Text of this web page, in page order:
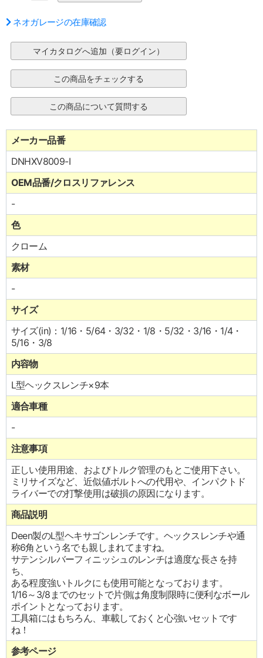
ネオガレージの在庫確認
メーカー品番
DNHXV8009-I
OEM品番/クロスリファレンス
-
色
クローム
素材
-
サイズ
サイズ(in)：1/16・5/64・3/32・1/8・5/32・3/16・1/4・
5/16・3/8
内容物
L型ヘックスレンチ×9本
適合車種
-
注意事項
正しい使用用途、およびトルク管理のもとご使用下さい。
ミリサイズなど、近似値ボルトへの代用や、インパクトド
ライバーでの打撃使用は破損の原因になります。
商品説明
Deen製のL型ヘキサゴンレンチです。ヘックスレンチや通
称6角という名でも親しまれてますね。
サテンシルバーフィニッシュのレンチは適度な長さを持
ち、
ある程度強いトルクにも使用可能となっております。
1/16～3/8までのセットで片側は角度制限時に便利なボール
ポイントとなっております。
工具箱にはもちろん、車載しておくと心強いセットです
ね！
参考ページ